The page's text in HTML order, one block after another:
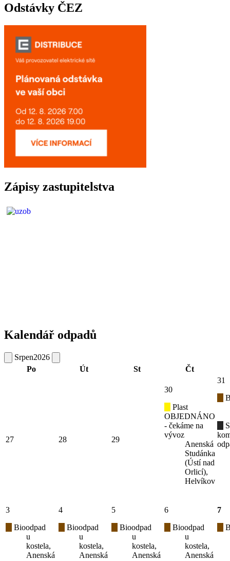
Odstávky ČEZ
Zápisy zastupitelstva
Kalendář odpadů
Srpen2026
Po
Út St Čt
27 28 29
30
Plast
OBJEDNÁNO
- čekáme na
vývoz
Anenská
Studánka
(Ústí nad
Orlicí),
Helvíkov
31
3
Bioodpad
u
kostela,
Anenská
4
Bioodpad
u
kostela,
Anenská
5
Bioodpad
u
kostela,
Anenská
6
Bioodpad
u
kostela,
Anenská
7